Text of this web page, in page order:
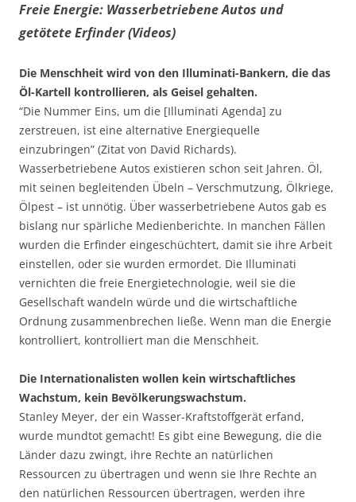
Freie Energie: Wasserbetriebene Autos und
getötete Erfinder (Videos)
Die Menschheit wird von den Illuminati-Bankern, die das
Öl-Kartell kontrollieren, als Geisel gehalten.
“Die Nummer Eins, um die [Illuminati Agenda] zu
zerstreuen, ist eine alternative Energiequelle
einzubringen” (Zitat von David Richards).
Wasserbetriebene Autos existieren schon seit Jahren. Öl,
mit seinen begleitenden Übeln – Verschmutzung, Ölkriege,
Ölpest – ist unnötig. Über wasserbetriebene Autos gab es
bislang nur spärliche Medienberichte. In manchen Fällen
wurden die Erfinder eingeschüchtert, damit sie ihre Arbeit
einstellen, oder sie wurden ermordet. Die Illuminati
vernichten die freie Energietechnologie, weil sie die
Gesellschaft wandeln würde und die wirtschaftliche
Ordnung zusammenbrechen ließe. Wenn man die Energie
kontrolliert, kontrolliert man die Menschheit.
Die Internationalisten wollen kein wirtschaftliches
Wachstum, kein Bevölkerungswachstum.
Stanley Meyer, der ein Wasser-Kraftstoffgerät erfand,
wurde mundtot gemacht! Es gibt eine Bewegung, die die
Länder dazu zwingt, ihre Rechte an natürlichen
Ressourcen zu übertragen und wenn sie Ihre Rechte an
den natürlichen Ressourcen übertragen, werden ihre